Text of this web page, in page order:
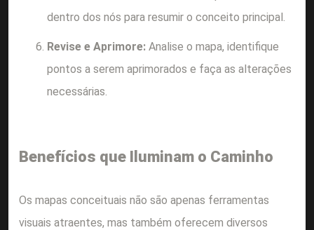
dentro dos nós para resumir o conceito principal.
Revise e Aprimore: Analise o mapa, identifique
pontos a serem aprimorados e faça as alterações
necessárias.
Benefícios que Iluminam o Caminho
Os mapas conceituais não são apenas ferramentas
visuais atraentes, mas também oferecem diversos